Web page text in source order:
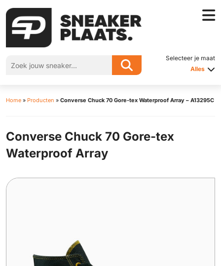
Selecteer je maat
Alles
Home » Producten » Converse Chuck 70 Gore-tex Waterproof Array – A13295C
Converse Chuck 70 Gore-tex
Waterproof Array